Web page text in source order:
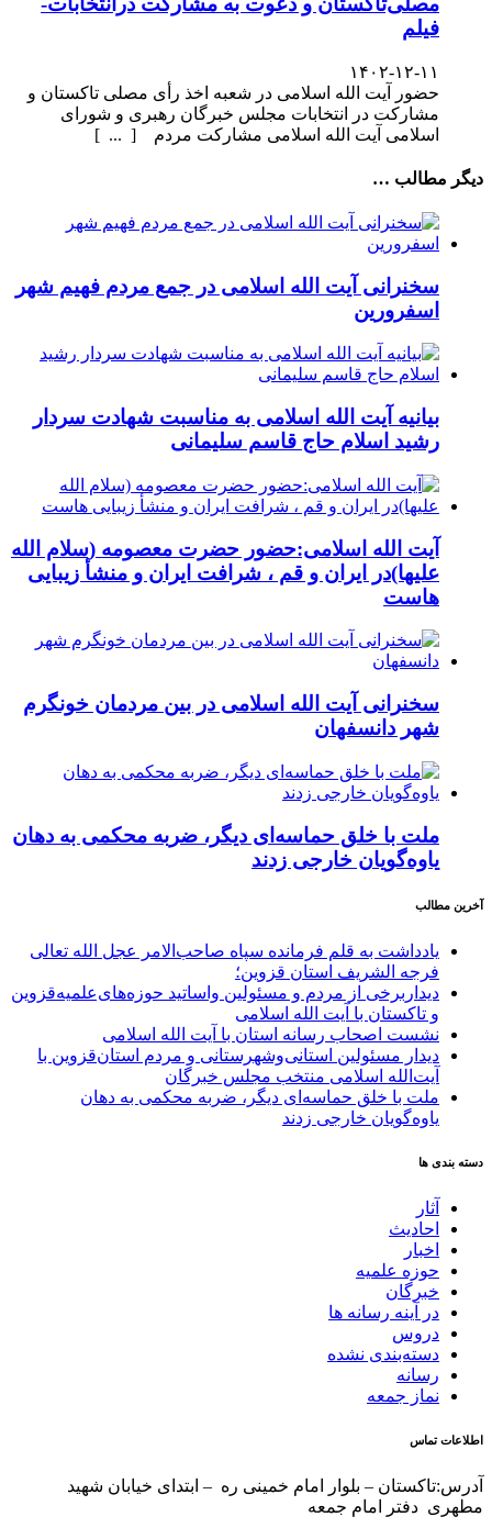
فیلم
۱۴۰۲-۱۲-۱۱
حضور آیت الله اسلامی در شعبه اخذ رأی مصلی تاکستان و
مشارکت در انتخابات مجلس خبرگان رهبری و شورای
اسلامی آیت الله اسلامی مشارکت مردم [ ... ]
دیگر مطالب …
سخنرانی آیت الله اسلامی در جمع مردم فهیم شهر
اسفرورین
بیانیه آیت الله اسلامی به مناسبت شهادت سردار
رشید اسلام حاج قاسم سلیمانی
آیت الله اسلامی:حضور حضرت معصومه (سلام الله
علیها)در ایران و قم ، شرافت ایران و منشأ زیبایی
هاست
سخنرانی آیت الله اسلامی در بین مردمان خونگرم
شهر دانسفهان
ملت با خلق حماسه‌ای دیگر، ضربه محکمی به دهان
یاوه‌گویان خارجی زدند
آخرین مطالب
یادداشت به قلم فرمانده سپاه صاحب‌الامر عجل الله تعالی
فرجه الشریف استان قزوین؛
دیداربرخی از مردم و مسئولین واساتید حوزه‌های‌علمیه‌قزوین
و تاکستان با آیت الله اسلامی
نشست اصحاب رسانه استان با آیت الله اسلامی
دیدار مسئولین استانی‌وشهرستانی و مردم‌ استان‌قزوین با
آیت‌الله‌ اسلامی منتخب مجلس‌ خبرگان
ملت با خلق حماسه‌ای دیگر، ضربه محکمی به دهان
یاوه‌گویان خارجی زدند
دسته بندی ها
آثار
احادیث
اخبار
حوزه علمیه
خبرگان
در آینه رسانه ها
دروس
دسته‌بندی نشده
رسانه
نماز جمعه
اطلاعات تماس
آدرس:تاکستان – بلوار امام خمینی ره – ابتدای خیابان شهید
مطهری دفتر امام جمعه